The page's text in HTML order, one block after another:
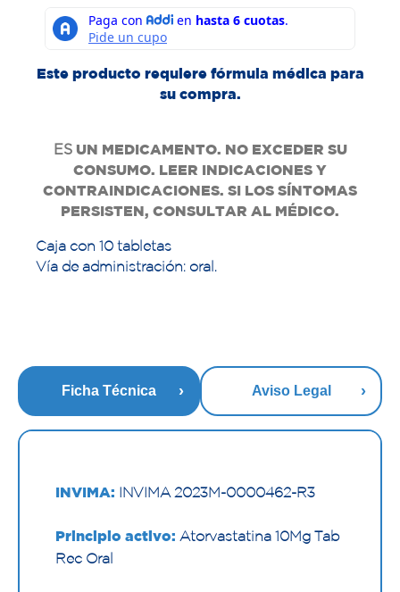
Este producto requiere fórmula médica para
su compra.
ESUN MEDICAMENTO. NO EXCEDER SU
CONSUMO. LEER INDICACIONES Y
CONTRAINDICACIONES. SI LOS SÍNTOMAS
PERSISTEN, CONSULTAR AL MÉDICO.
Caja con 10 tabletas
Vía de administración: oral.
Ficha Técnica Aviso Legal
INVIMA: INVIMA 2023M-0000462-R3
Principio activo: Atorvastatina 10Mg Tab
Rec Oral